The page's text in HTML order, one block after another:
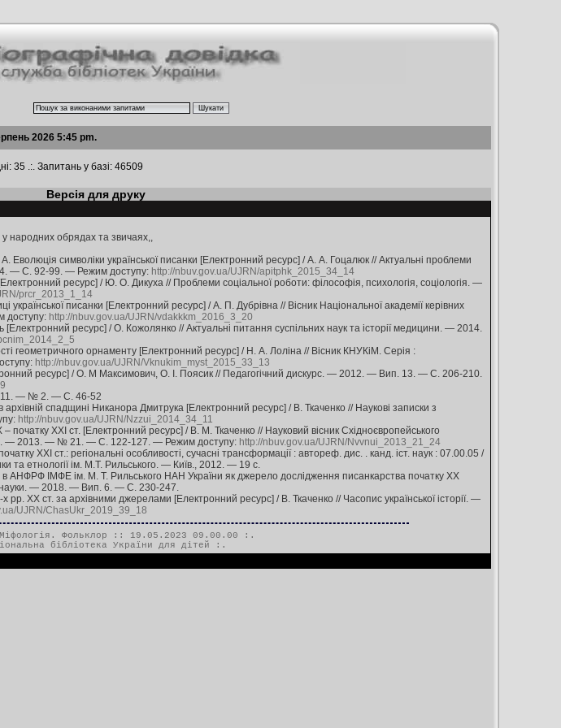
2026 5:45 pm.
35 .:. Запитань у базі: 46509
Версія для друку
народних обрядах та звичаях,,
символіки української писанки [Електронний ресурс] / А. А. Гоцалюк // Актуальні проблеми
34. — С. 92-99. — Режим доступу: http://nbuv.gov.ua/UJRN/apitphk_2015_34_14
ресурс] / Ю. О. Дикуха // Проблеми соціальної роботи: філософія, психологія, соціологія. —
prcr_2013_1_14
писанки [Електронний ресурс] / А. П. Дубрівна // Вісник Національної академії керівних
доступу: http://nbuv.gov.ua/UJRN/vdakkkm_2016_3_20
[Електронний ресурс] / О. Кожолянко // Актуальні питання суспільних наук та історії медицини. — 2014.
геометричного орнаменту [Електронний ресурс] / Н. А. Лоліна // Вісник КНУКіМ. Серія :
http://nbuv.gov.ua/UJRN/Vknukim_myst_2015_33_13
ресурс] / О. М Максимович, О. І. Поясик // Педагогічний дискурс. — 2012. — Вип. 13. — С. 206-210.
— № 2. — С. 46-52
спадщині Никанора Дмитрука [Електронний ресурс] / В. Ткаченко // Наукові записки з
http://nbuv.gov.ua/UJRN/Nzzui_2014_34_11
– початку ХХІ ст. [Електронний ресурс] / В. М. Ткаченко // Науковий вісник Східноєвропейського
— 2013. — № 21. — С. 122-127. — Режим доступу: http://nbuv.gov.ua/UJRN/Nvvnui_2013_21_24
ХХІ ст.: регіональні особливості, сучасні трансформації : автореф. дис. . канд. іст. наук : 07.00.05 /
та етнології ім. М.Т. Рильського. — Київ., 2012. — 19 c.
АНФРФ ІМФЕ ім. М. Т. Рильського НАН України як джерело дослідження писанкарства початку ХХ
науки. — 2018. — Вип. 6. — С. 230-247.
рр. ХХ ст. за архівними джерелами [Електронний ресурс] / В. Ткаченко // Часопис української історії. —
UJRN/ChasUkr_2019_39_18
Міфологія. Фольклор :: 19.05.2023 09.00.00 :.
бібліотека України для дітей :.